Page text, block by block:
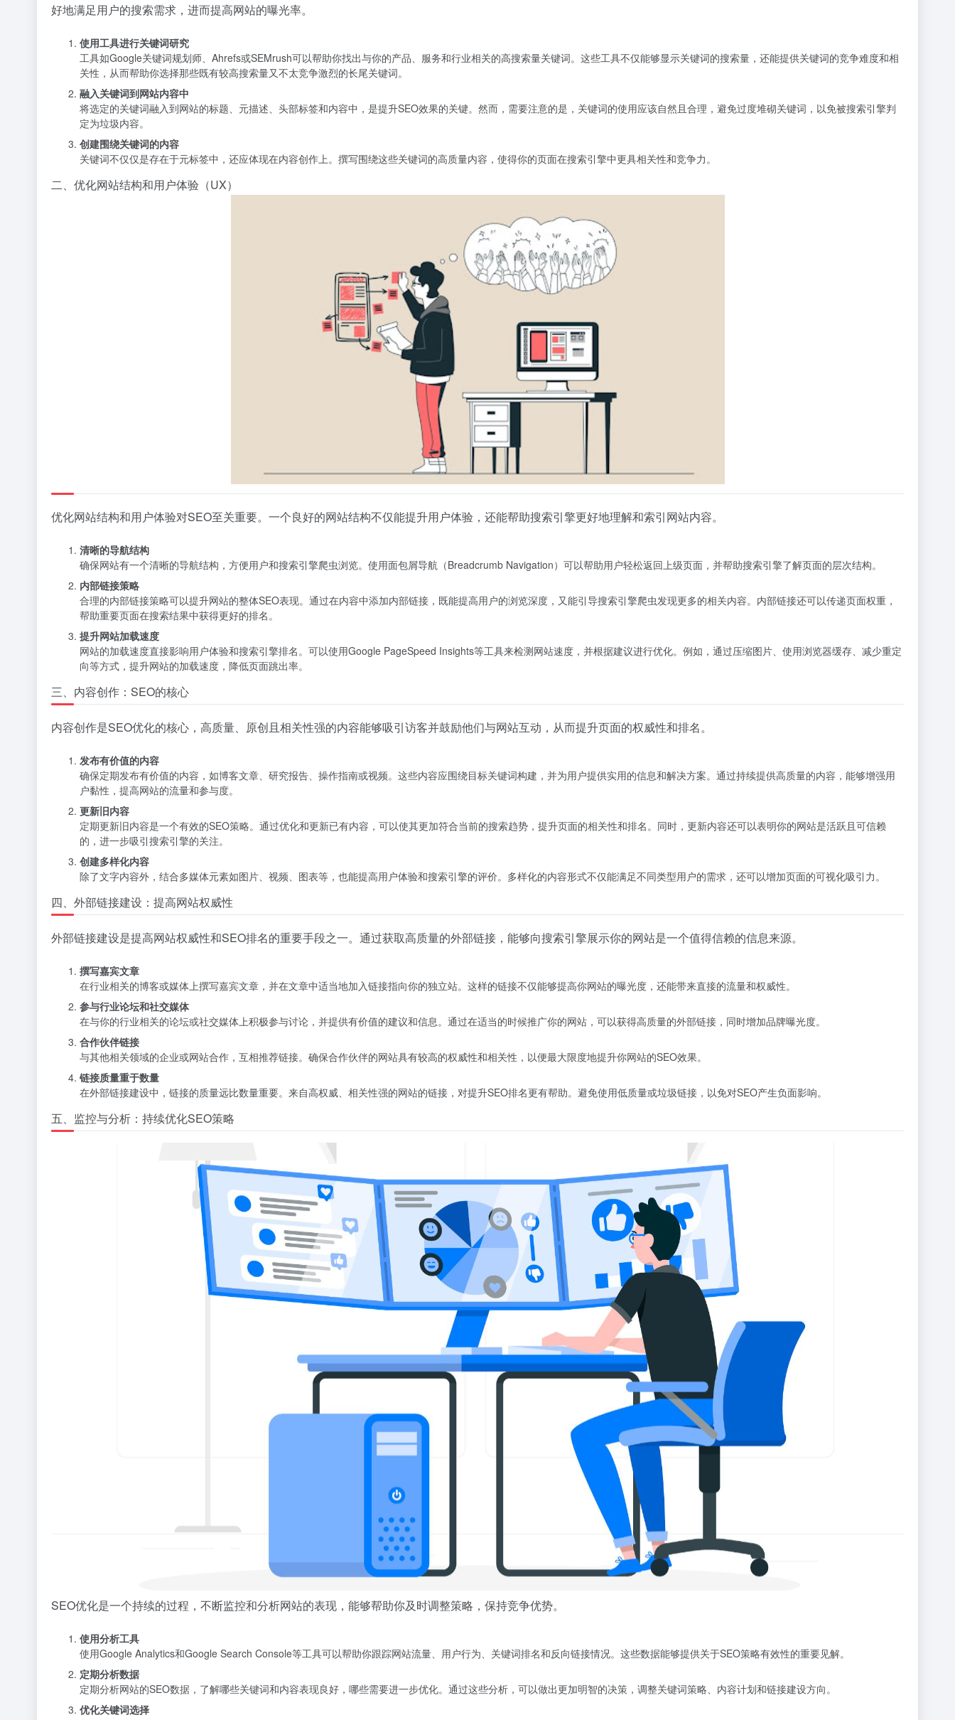
好地满足用户的搜索需求，进而提高网站的曝光率。
使用工具进行关键词研究
工具如Google关键词规划师、Ahrefs或SEMrush可以帮助你找出与你的产品、服务和行业相关的高搜索量关键词。这些工具不仅能够显示关键词的搜索量，还能提供关键词的竞争难度和相
关性，从而帮助你选择那些既有较高搜索量又不太竞争激烈的长尾关键词。
融入关键词到网站内容中
将选定的关键词融入到网站的标题、元描述、头部标签和内容中，是提升SEO效果的关键。然而，需要注意的是，关键词的使用应该自然且合理，避免过度堆砌关键词，以免被搜索引擎判
定为垃圾内容。
创建围绕关键词的内容
关键词不仅仅是存在于元标签中，还应体现在内容创作上。撰写围绕这些关键词的高质量内容，使得你的页面在搜索引擎中更具相关性和竞争力。
二、优化网站结构和用户体验（UX）
优化网站结构和用户体验对SEO至关重要。一个良好的网站结构不仅能提升用户体验，还能帮助搜索引擎更好地理解和索引网站内容。
清晰的导航结构
确保网站有一个清晰的导航结构，方便用户和搜索引擎爬虫浏览。使用面包屑导航（Breadcrumb Navigation）可以帮助用户轻松返回上级页面，并帮助搜索引擎了解页面的层次结构。
内部链接策略
合理的内部链接策略可以提升网站的整体SEO表现。通过在内容中添加内部链接，既能提高用户的浏览深度，又能引导搜索引擎爬虫发现更多的相关内容。内部链接还可以传递页面权重，
帮助重要页面在搜索结果中获得更好的排名。
提升网站加载速度
网站的加载速度直接影响用户体验和搜索引擎排名。可以使用Google PageSpeed Insights等工具来检测网站速度，并根据建议进行优化。例如，通过压缩图片、使用浏览器缓存、减少重定
向等方式，提升网站的加载速度，降低页面跳出率。
三、内容创作：SEO的核心
内容创作是SEO优化的核心，高质量、原创且相关性强的内容能够吸引访客并鼓励他们与网站互动，从而提升页面的权威性和排名。
发布有价值的内容
确保定期发布有价值的内容，如博客文章、研究报告、操作指南或视频。这些内容应围绕目标关键词构建，并为用户提供实用的信息和解决方案。通过持续提供高质量的内容，能够增强用
户黏性，提高网站的流量和参与度。
更新旧内容
定期更新旧内容是一个有效的SEO策略。通过优化和更新已有内容，可以使其更加符合当前的搜索趋势，提升页面的相关性和排名。同时，更新内容还可以表明你的网站是活跃且可信赖
的，进一步吸引搜索引擎的关注。
创建多样化内容
除了文字内容外，结合多媒体元素如图片、视频、图表等，也能提高用户体验和搜索引擎的评价。多样化的内容形式不仅能满足不同类型用户的需求，还可以增加页面的可视化吸引力。
四、外部链接建设：提高网站权威性
外部链接建设是提高网站权威性和SEO排名的重要手段之一。通过获取高质量的外部链接，能够向搜索引擎展示你的网站是一个值得信赖的信息来源。
撰写嘉宾文章
在行业相关的博客或媒体上撰写嘉宾文章，并在文章中适当地加入链接指向你的独立站。这样的链接不仅能够提高你网站的曝光度，还能带来直接的流量和权威性。
参与行业论坛和社交媒体
在与你的行业相关的论坛或社交媒体上积极参与讨论，并提供有价值的建议和信息。通过在适当的时候推广你的网站，可以获得高质量的外部链接，同时增加品牌曝光度。
合作伙伴链接
与其他相关领域的企业或网站合作，互相推荐链接。确保合作伙伴的网站具有较高的权威性和相关性，以便最大限度地提升你网站的SEO效果。
链接质量重于数量
在外部链接建设中，链接的质量远比数量重要。来自高权威、相关性强的网站的链接，对提升SEO排名更有帮助。避免使用低质量或垃圾链接，以免对SEO产生负面影响。
五、监控与分析：持续优化SEO策略
SEO优化是一个持续的过程，不断监控和分析网站的表现，能够帮助你及时调整策略，保持竞争优势。
使用分析工具
使用Google Analytics和Google Search Console等工具可以帮助你跟踪网站流量、用户行为、关键词排名和反向链接情况。这些数据能够提供关于SEO策略有效性的重要见解。
定期分析数据
定期分析网站的SEO数据，了解哪些关键词和内容表现良好，哪些需要进一步优化。通过这些分析，可以做出更加明智的决策，调整关键词策略、内容计划和链接建设方向。
优化关键词选择